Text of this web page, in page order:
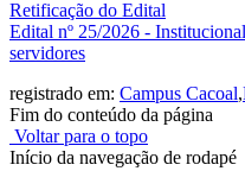
Retificação do Edital
Edital nº 25/2026 -
servidores
registrado em: Campus Cacoal,
Fim do conteúdo da página
Voltar para o topo
Início da navegação de rodapé